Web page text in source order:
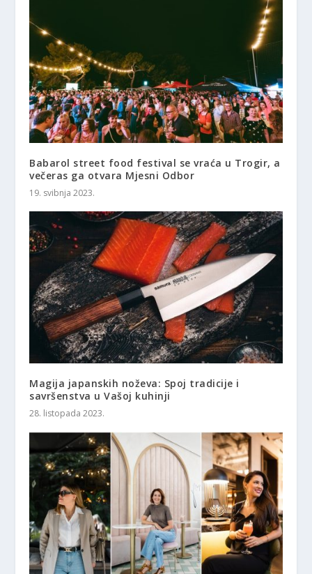
Babarol street food festival se vraća u Trogir, a
večeras ga otvara Mjesni Odbor
19. svibnja 2023.
Magija japanskih noževa: Spoj tradicije i
savršenstva u Vašoj kuhinji
28. listopada 2023.